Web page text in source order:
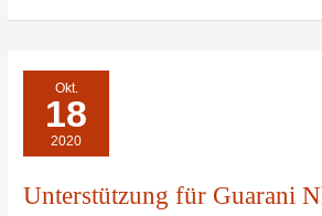
Okt.
18
2020
Unterstützung für Guarani
UNTERSTÜTZUNG
FÜR
GUARANI
NHANDÉVA